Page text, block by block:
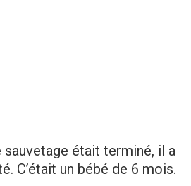
sauvetage était terminé, il a
C’était un bébé de 6 mois.